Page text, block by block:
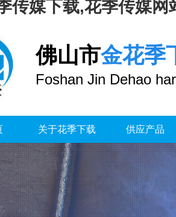
传媒下载,花季传媒
佛山市金花季
Foshan Jin Dehao
关于花季下载 供应产品